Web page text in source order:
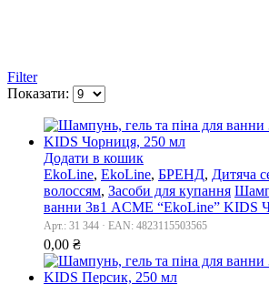
Filter
Показати:
Додати в кошик
EkoLine, EkoLine, БРЕНД, Дитяча
волоссям, Засоби для купання
ванни 3в1 ACME “EkoLine” KIDS
Арт.: 31 344 · EAN: 4823115503565
0,00 ₴